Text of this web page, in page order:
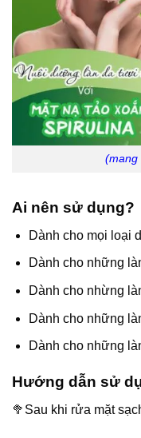
(mang
Ai nên sử dụng?
Dành cho mọi loại
Dành cho những
Dành cho nhừng
Dành cho những
Dành cho những
Hướng dẫn sử
🥦Sau khi rửa mặt